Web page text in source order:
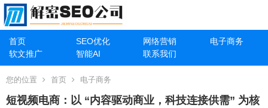
首页 SEO优化 网络营销
电子商务
软文推广
智能AI 联系我们
您的位置 首页 电子商务
短视频电商：以 “内容驱动商业，科技连接供需” 为核